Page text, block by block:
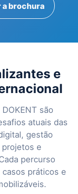
a brochura
e
são
atuais das
gestão
e
percurso
práticos e